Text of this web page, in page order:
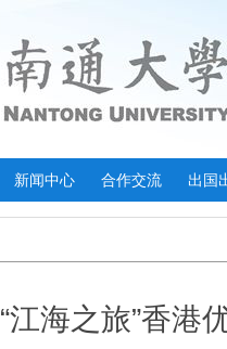
新闻中心 合作交流 出国
“江海之旅”香港